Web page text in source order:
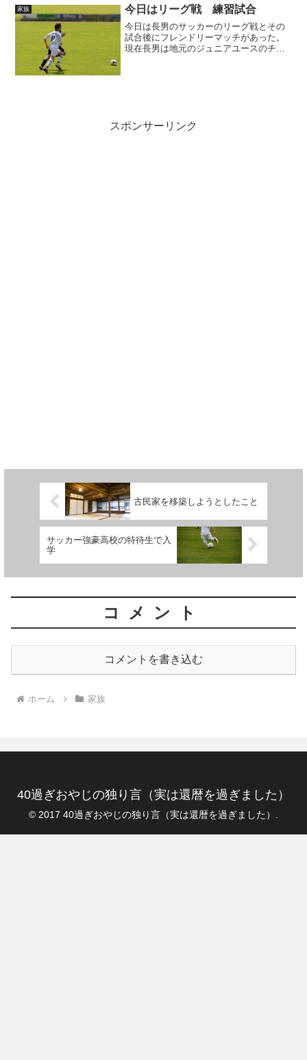
にはほぼ止んでいたので良かった。それ
でも雪国なのでそれなりの...
家族 今日はリーグ戦 練習試合
今日は長男のサッカーのリーグ戦とその
試合後にフレンドリーマッチがあった。
現在長男は地元のジュニアユースのチー
スポンサーリンク
古民家を移築しようとしたこと
サッカー強豪高校の特待生で入
学
コメント
コメントを書き込む
ホーム 家族
40過ぎおやじの独り言（実は還暦を過ぎました）
© 2017 40過ぎおやじの独り言（実は還暦を過ぎました）.